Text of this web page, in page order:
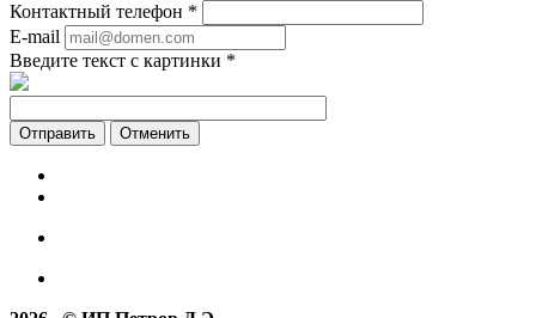
Контактный телефон *
E-mail
Введите текст с картинки *
Отменить